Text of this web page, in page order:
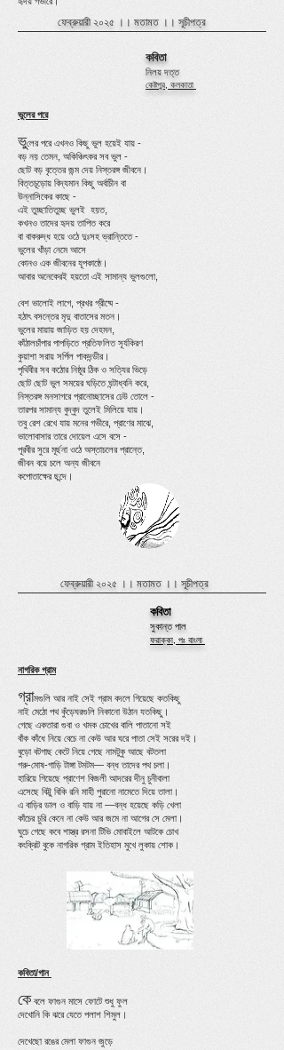
ফেব্রুয়ারী ২০২৫ ।। মতামত।। সূচীপত্র
কবিতা
নিলয় দত্ত
কেষ্টপুর, কলকাতা
ভুলের পরে
ভুলের পরে এখনও কিছু ভুল হয়েই যায় -
বড় নয় তেমন, অকিঞ্চিৎকর সব ভুল -
ছোট বড় বৃত্তের জন্ম দেয় নিস্তরঙ্গ জীবনে।
বিত্তচূড়োয় বিদ্যমান কিছু অর্বাচীন বা
উন্নাসিকের কাছে -
এই তুচ্ছাতিতুচ্ছ ভুলই হয়ত,
কখনও তাদের হৃদয় তাপিত করে
বা বাকরুদ্ধ হয়ে ওঠে দুঃসহ ভ্রান্তিতে -
ভুলের খাঁড়া নেমে আসে
কোনও এক জীবনের যূপকাষ্ঠে।
আবার অনেকেরই হয়তো এই সামান্য ভুলগুলো,
বেশ ভালোই লাগে, প্রখর গ্রীষ্মে -
হঠাৎ বসন্তের মৃদু বাতাসের মতন।
ভুলের মায়ায় জাড়িত হয় দেহমন,
কাঁঠালচাঁপার পাপড়িতে প্রতিফলিত সূর্যকিরণ
কুয়াশা সরায় সর্পিল পাকদন্ডীর।
পৃথিবীর সব কঠোর নিষ্ঠূর ঠিক ও সত্যির ভিড়ে
ছোট ছোট ভুল সময়ের ঘড়িতে ঘন্টাধ্বনি করে,
নিস্তরঙ্গ মনসাগরে প্রানোচ্ছাসের ঢেউ তোলে -
তারপর সামান্য বুদ্বুদ তুলেই মিলিয়ে যায়।
তবু রেশ রেখে যায় মনের গভীরে, প্রাণের মাঝে,
ভালোবাসার তারে দোয়েল এসে বসে -
পূরবীর সুরে মূর্ছনা ওঠে অস্তাচলের প্রান্তে,
জীবন বয়ে চলে অন্য জীবনে
কপোতাক্ষের ছন্দে।
ফেব্রুয়ারী ২০২৫ ।। মতামত ।। সূচীপত্র
কবিতা
সুকান্ত পাল
ফরাক্কা, পঃ বাংলা
নাগরিক গ্রাম
গ্রামগুলি আর নাই সেই গ্রাম বদলে গিয়েছে কতকিছু
নাই মেঠো পথ কুঁড়েঘরগুলি নিকানো উঠান যতকিছু।
গেছে একতারা গুবা ও খমক চোখের বালি পাতানো সই
বাঁক কাঁধে নিয়ে বেচে না কেউ আর ঘরে পাতা সেই সরের দই।
বুড়ো বটগাছ কেটে নিয়ে গেছে নামটুকু আছে বটতলা
গরু-মোষ-গাড়ি টাঙ্গা টমটম— বন্ধ তাদের পথ চলা।
হারিয়ে গিয়েছে প্রাণেশ বিজলী আদরের দীনু চুনীবালা
এসেছে বিট্টু বিকি রনি মাহী পুরানো নামেতে দিয়ে তালা।
এ বাড়ির ডাল ও বাড়ি যায় না —বন্ধ হয়েছে কড়ি খেলা
কাঁচের চুরি কেনে না কেউ আর জমে না আগের সে মেলা।
ঘুচে গেছে কবে শাস্ত্র রসনা টিভি মোবাইলে আটকে চোখ
কংক্রিট বুকে নাগরিক গ্রাম ইতিহাস মুখে লুকায় শোক।
কবিতা/গান
কে বলে ফাগুন মাসে ফোটে শুধু ফুল
দেখোনি কি ঝরে যেতে পলাশ শিমুল।
দেখেছো রঙের মেলা ফাগুন জুড়ে